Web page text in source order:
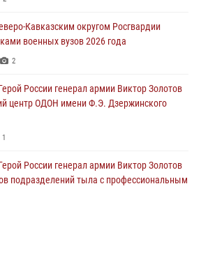
1
Эл почтил память товарища на
Кавказским округом Росгвардии
военных вузов 2026 года
2
России генерал армии Виктор Золотов
центр ОДОН имени Ф.Э. Дзержинского
1
России генерал армии Виктор Золотов
подразделений тыла с профессиональным